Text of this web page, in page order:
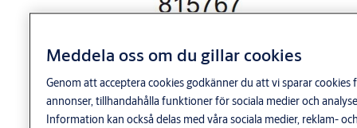
Meddela oss om du gillar cookies
Genom att acceptera cookies godkänner du att vi sparar cookies
annonser, tillhandahålla funktioner för sociala medier och
Information kan också delas med våra sociala medier, reklam-